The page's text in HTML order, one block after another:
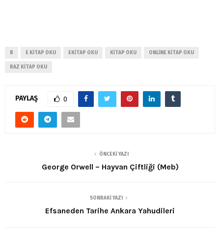
B E KITAP OKU EKITAP OKU KITAP OKU ONLINE KITAP OKU
RAZ KITAP OKU
PAYLAŞ 0
ÖNCEKI YAZI
George Orwell – Hayvan Çiftliği (Meb)
SONRAKI YAZI
Efsaneden Tarihe Ankara Yahudileri